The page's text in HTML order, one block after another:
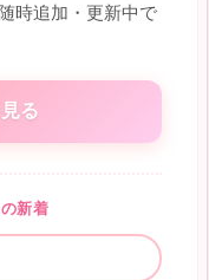
時追加・更新中で
る
新着